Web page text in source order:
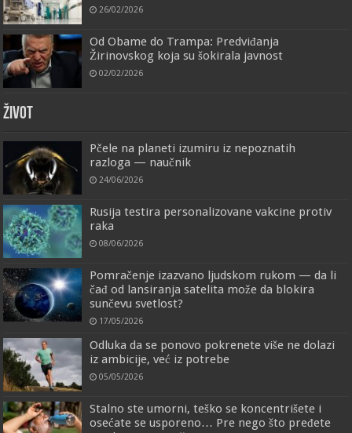
26/02/2026
Od Obame do Trampa: Predviđanja
Žirinovskog koja su šokirala javnost
02/02/2026
ŽIVOT
Pčele na planeti izumiru iz nepoznatih
razloga — naučnik
24/06/2026
Rusija testira personalizovane vakcine protiv
raka
08/06/2026
Pomračenje izazvano ljudskom rukom — da li
čađ od lansiranja satelita može da blokira
sunčevu svetlost?
17/05/2026
Odluka da se ponovo pokrenete više ne dolazi
iz ambicije, već iz potrebe
05/05/2026
Stalno ste umorni, teško se koncentrišete i
osećate se usporeno… Pre nego što pređete